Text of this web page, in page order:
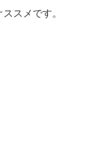
スメです。